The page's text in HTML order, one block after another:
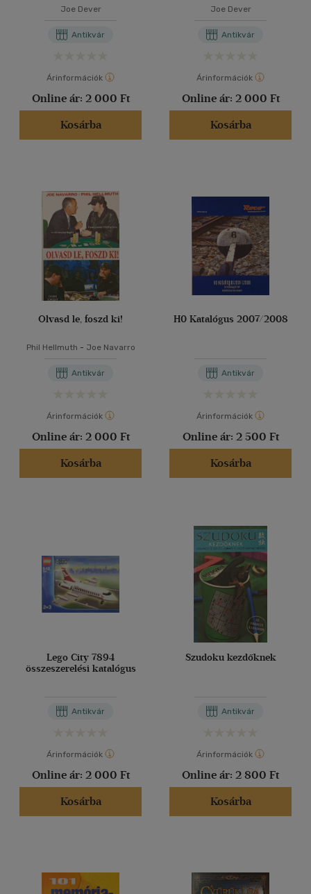
Joe Dever
Antikvár
Árinformációk
Online ár: 2 000 Ft
Kosárba
Joe Dever
Antikvár
Árinformációk
Online ár: 2 000 Ft
Kosárba
Olvasd le, foszd ki!
Phil Hellmuth - Joe Navarro
Antikvár
Árinformációk
Online ár: 2 000 Ft
Kosárba
H0 Katalógus 2007/2008
Antikvár
Árinformációk
Online ár: 2 500 Ft
Kosárba
Lego City 7894
összeszerelési katalógus
Antikvár
Árinformációk
Online ár: 2 000 Ft
Kosárba
Szudoku kezdőknek
Antikvár
Árinformációk
Online ár: 2 800 Ft
Kosárba